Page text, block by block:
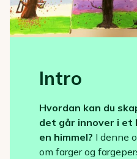
Intro
Hvordan kan du
det går innover i et
en himmel? I denne
om farger og